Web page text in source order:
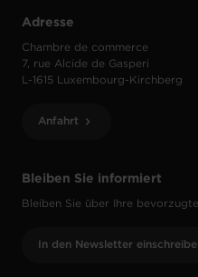
Bleiben Sie informiert
Bleiben Sie über Ihre
In den Newsletter
Adresse
Chambre de commerce
7, rue Alcide de Gasperi
L-1615 Luxembourg-Kirchberg
Anfahrt